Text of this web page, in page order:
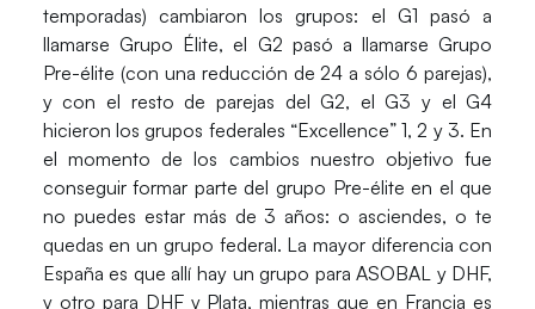
temporadas) cambiaron los grupos: el G1 pasó a
llamarse Grupo Élite, el G2 pasó a llamarseGrupo
Pre-élite (con una reducción de 24 a sólo 6 parejas),
y con el resto de parejas del G2, el G3 y el G4
hicieron los grupos federales “Excellence” 1, 2 y 3. En
el momento de los cambios nuestro objetivo fue
conseguir formar parte del grupo Pre-élite en el que
no puedes estar más de 3 años: o asciendes, o te
quedas en un grupo federal. La mayor diferencia con
España es que allí hay un grupo para ASOBAL y DHF,
y otro para DHF y Plata, mientras que en Francia es